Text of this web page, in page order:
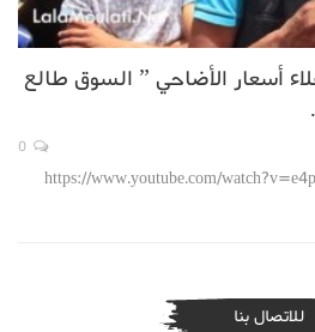
أسعار الأضاحي ” السوق طالع
https://www.youtube.com/
للاتصال بنا